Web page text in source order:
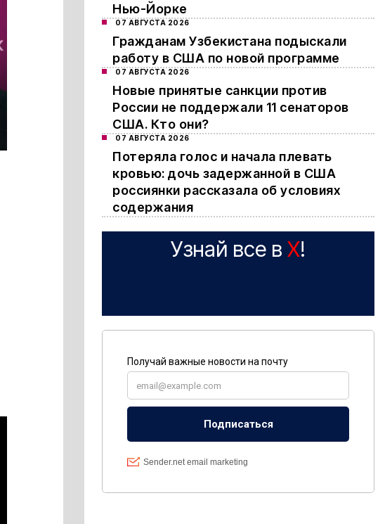
Нью-Йорке
07 АВГУСТА 2026
Гражданам Узбекистана подыскали
работу в США по новой программе
07 АВГУСТА 2026
Новые принятые санкции против
России не поддержали 11 сенаторов
США. Кто они?
07 АВГУСТА 2026
Потеряла голос и начала плевать
кровью: дочь задержанной в США
россиянки рассказала об условиях
содержания
Узнай все в X!